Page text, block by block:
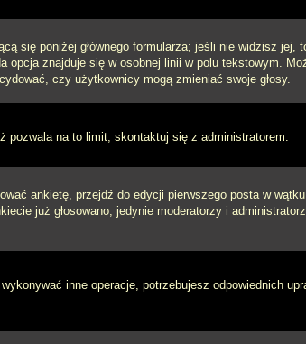
się poniżej głównego formularza; jeśli nie widzisz jej,
opcja znajduje się w osobnej linii w polu tekstowym.
czy użytkownicy mogą zmieniać swoje głosy.
pozwala na to limit, skontaktuj się z administratorem.
ankietę, przejdź do edycji pierwszego posta w
już głosowano, jedynie moderatorzy i
inne operacje, potrzebujesz odpowiednich